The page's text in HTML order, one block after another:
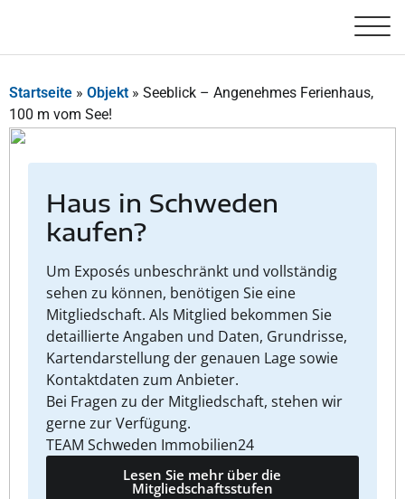
Startseite » Objekt » Seeblick – Angenehmes Ferienhaus,
100 m vom See!
Haus in Schweden
kaufen?
Um Exposés unbeschränkt und vollständig
sehen zu können, benötigen Sie eine
Mitgliedschaft. Als Mitglied bekommen Sie
detaillierte Angaben und Daten, Grundrisse,
Kartendarstellung der genauen Lage sowie
Kontaktdaten zum Anbieter.
Bei Fragen zu der Mitgliedschaft, stehen wir
gerne zur Verfügung.
TEAM Schweden Immobilien24
Lesen Sie mehr über die
Mitgliedschaftsstufen